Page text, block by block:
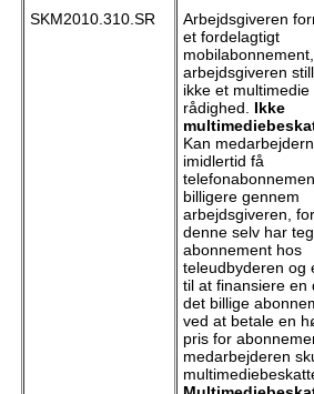
SKM2010.310.SR
Arbejdsgiveren
et fordelagtigt
arbejdsgiveren
ikke et multimedie
rådighed. Ikke
Kan
imidlertid få
billigere gennem
arbejdsgiveren,
denne selv har
abonnement hos
teleudbyderen og
til at finansiere en
det billige
ved at betale en
pris for
medarbejderen